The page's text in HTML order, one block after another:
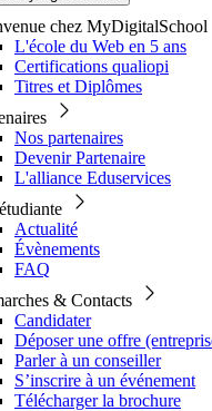
chez MyDigitalSchool
L'école du Web en 5 ans
Certifications qualiopi
Titres et Diplômes
Nos partenaires
Devenir Partenaire
L'alliance Eduservices
Actualité
Évènements
FAQ
& Contacts
Candidater
Déposer une offre
Parler à un conseiller
S’inscrire à un événement
Télécharger la brochure